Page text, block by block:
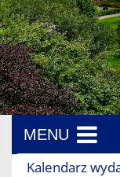
MENU
Menu boczne
Kalendarz